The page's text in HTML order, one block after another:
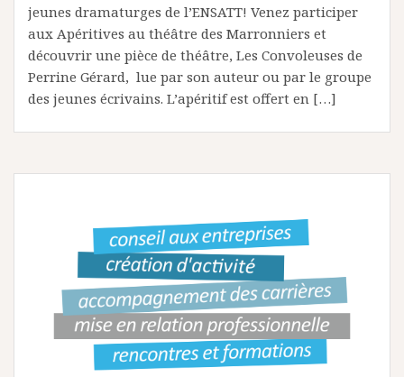
jeunes dramaturges de l’ENSATT! Venez participer
aux Apéritives au théâtre des Marronniers et
découvrir une pièce de théâtre, Les Convoleuses de
Perrine Gérard, lue par son auteur ou par le groupe
des jeunes écrivains. L’apéritif est offert en […]